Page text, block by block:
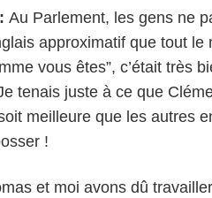
Au Parlement, les gens ne
approximatif que tout
vous êtes”, c’était très
tenais juste à ce que
meilleure que les autres
!
et moi avons dû